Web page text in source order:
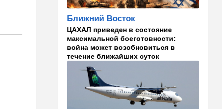
И грянул Грэм: Сенат США
одобрил ужесточение
санкций против России и
Ирана
22:33 Транспорт
Почему Израиль до сих пор
не решил проблему пробок,
несмотря на вложенные
миллиарды
Ближний Восток
ЦАХАЛ приведен в состояние
максимальной боеготовности:
война может возобновиться в
течение ближайших суток